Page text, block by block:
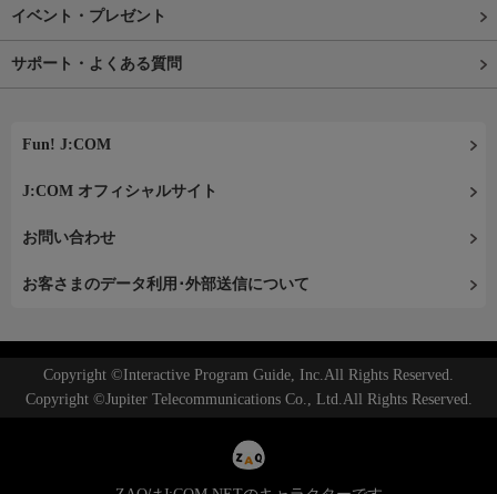
イベント・プレゼント
サポート・よくある質問
Fun! J:COM
J:COM オフィシャルサイト
お問い合わせ
お客さまのデータ利用･外部送信について
Copyright ©Interactive Program Guide, Inc.All Rights Reserved.
Copyright ©Jupiter Telecommunications Co., Ltd.All Rights Reserved.